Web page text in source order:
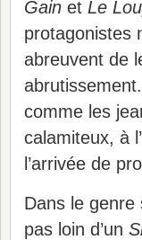
Gain et Le
protagonistes
abreuvent de
comme les
calamiteux, à
l’arrivée de
Dans le genre
pas loin d’un